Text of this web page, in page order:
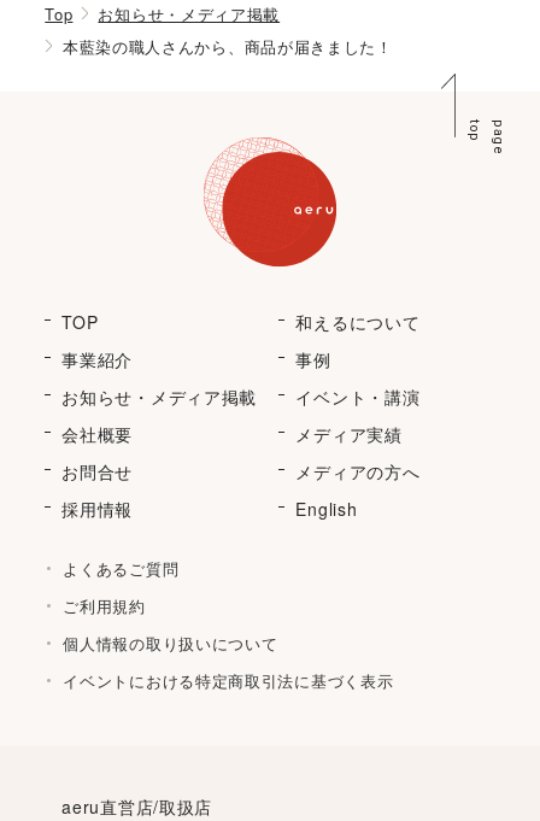
Top
お知らせ・メディア掲載
本藍染の職人さんから、商品が届きました！
p
a
g
e
t
o
p
TOP
和えるについて
事業紹介
事例
お知らせ・メディア掲載
イベント・講演
会社概要
メディア実績
お問合せ
メディアの方へ
採用情報
English
よくあるご質問
ご利用規約
個人情報の取り扱いについて
イベントにおける特定商取引法に基づく表示
aeru直営店/取扱店